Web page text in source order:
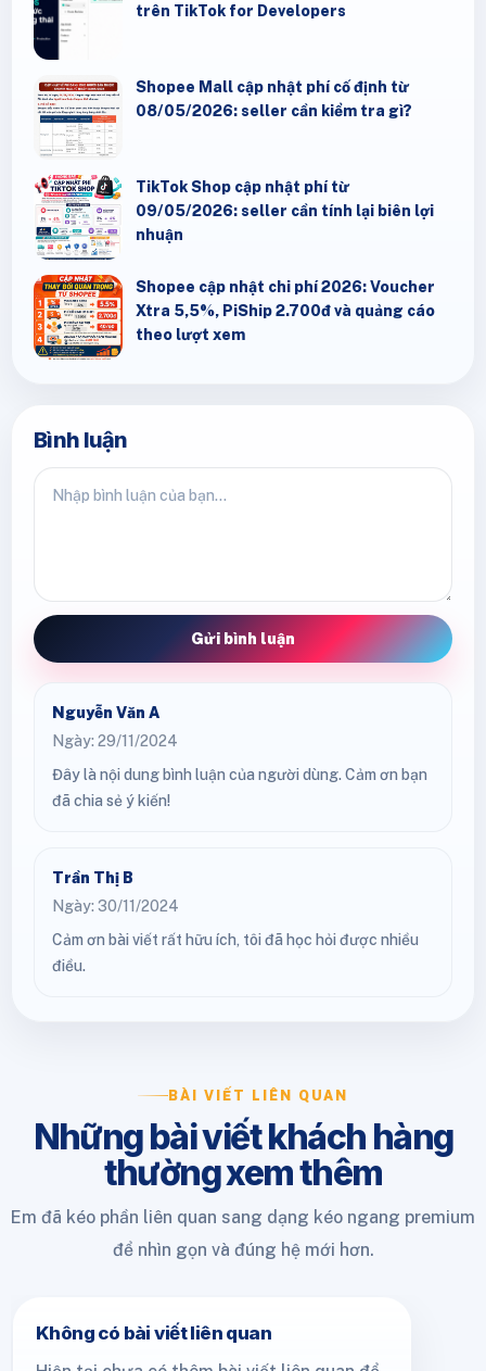
trên TikTok for Developers
Shopee Mall cập nhật phí cố định từ
08/05/2026: seller cần kiểm tra gì?
TikTok Shop cập nhật phí từ
09/05/2026: seller cần tính lại biên lợi
nhuận
Shopee cập nhật chi phí 2026: Voucher
Xtra 5,5%, PiShip 2.700đ và quảng cáo
theo lượt xem
Bình luận
Gửi bình luận
Nguyễn Văn A
Ngày: 29/11/2024
Đây là nội dung bình luận của người dùng. Cảm ơn bạn
đã chia sẻ ý kiến!
Trần Thị B
Ngày: 30/11/2024
Cảm ơn bài viết rất hữu ích, tôi đã học hỏi được nhiều
điều.
BÀI VIẾT LIÊN QUAN
Những bài viết khách hàng
thường xem thêm
Em đã kéo phần liên quan sang dạng kéo ngang premium
để nhìn gọn và đúng hệ mới hơn.
Không có bài viết liên quan